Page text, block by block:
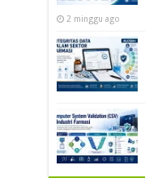
2 minggu ago